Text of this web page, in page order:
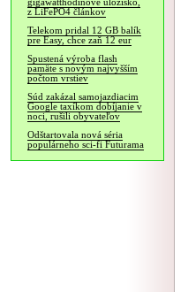
gigawatthodinové úložisko,
z LiFePO4 článkov
Telekom pridal 12 GB balík
pre Easy, chce zaň 12 eur
Spustená výroba flash
pamäte s novým najvyšším
počtom vrstiev
Súd zakázal samojazdiacim
Google taxíkom dobíjanie v
noci, rušili obyvateľov
Odštartovala nová séria
populárneho sci-fi Futurama